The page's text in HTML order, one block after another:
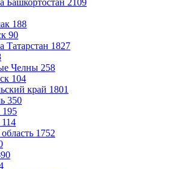
Башкортостан 2109
188
90
Татарстан 1827
Челны 258
104
край 1801
350
195
114
1752